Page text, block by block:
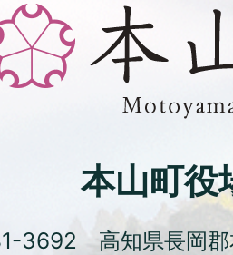
緑、
花
と
化
の
ま
本山町役
3692 高知県長岡郡